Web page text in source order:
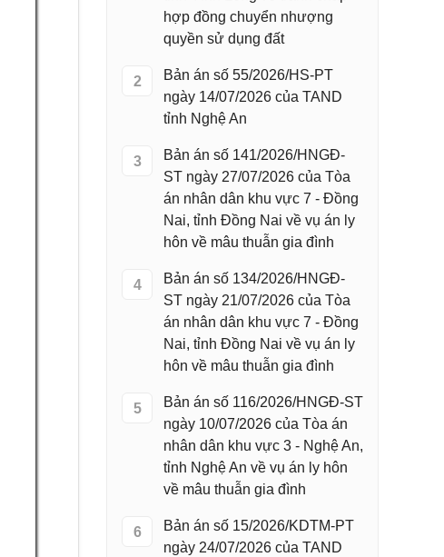
hợp đồng chuyển nhượng
quyền sử dụng đất
2
Bản án số 55/2026/HS-PT
ngày 14/07/2026 của TAND
tỉnh Nghệ An
3
Bản án số 141/2026/HNGĐ-
ST ngày 27/07/2026 của Tòa
án nhân dân khu vực 7 - Đồng
Nai, tỉnh Đồng Nai về vụ án ly
hôn về mâu thuẫn gia đình
4
Bản án số 134/2026/HNGĐ-
ST ngày 21/07/2026 của Tòa
án nhân dân khu vực 7 - Đồng
Nai, tỉnh Đồng Nai về vụ án ly
hôn về mâu thuẫn gia đình
5
Bản án số 116/2026/HNGĐ-ST
ngày 10/07/2026 của Tòa án
nhân dân khu vực 3 - Nghệ An,
tỉnh Nghệ An về vụ án ly hôn
về mâu thuẫn gia đình
6
Bản án số 15/2026/KDTM-PT
ngày 24/07/2026 của TAND